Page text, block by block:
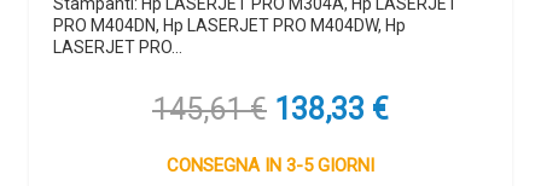
PRO M404DN, Hp LASERJET PRO M404DW, Hp
LASERJET PRO…
145,61€ Il
originale
138,33 €Il
CONSEGNA IN 3-5 GIORNI